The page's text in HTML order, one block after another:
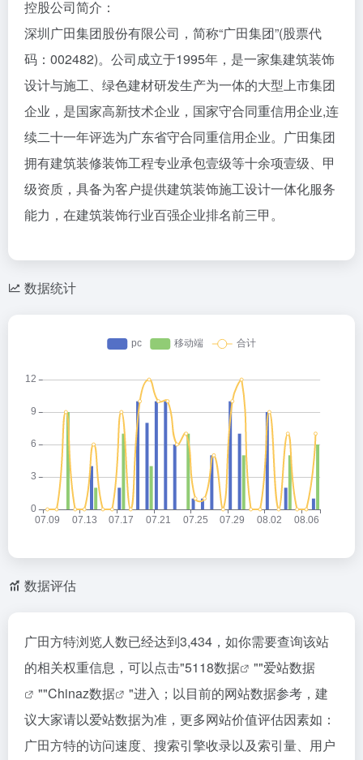
控股公司简介：
深圳广田集团股份有限公司，简称“广田集团”(股票代
码：002482)。公司成立于1995年，是一家集建筑装饰
设计与施工、绿色建材研发生产为一体的大型上市集团
企业，是国家高新技术企业，国家守合同重信用企业,连
续二十一年评选为广东省守合同重信用企业。广田集团
拥有建筑装修装饰工程专业承包壹级等十余项壹级、甲
级资质，具备为客户提供建筑装饰施工设计一体化服务
能力，在建筑装饰行业百强企业排名前三甲。
数据统计
数据评估
广田方特浏览人数已经达到3,434，如你需要查询该站
的相关权重信息，可以点击"5118数据 ""爱站数据
""Chinaz数据
"进入；以目前的网站数据参考，建
议大家请以爱站数据为准，更多网站价值评估因素如：
广田方特的访问速度、搜索引擎收录以及索引量、用户